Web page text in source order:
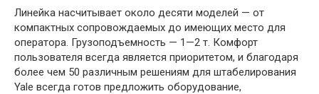
Линейка насчитывает около десяти моделей — от
компактных сопровождаемых до имеющих место для
оператора. Грузоподъемность — 1—2 т. Комфорт
пользователя всегда является приоритетом, и благодаря
более чем 50 различным решениям для штабелирования
Yale всегда готов предложить оборудование,